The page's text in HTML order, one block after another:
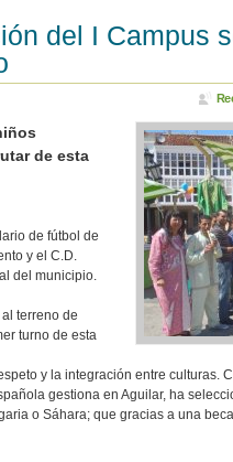
del I Campus
de esta
de fútbol de
y el C.D.
del municipio.
terreno de
turno de esta
y la integración entre culturas.
gestiona en Aguilar, ha
o Sáhara; que gracias a una beca